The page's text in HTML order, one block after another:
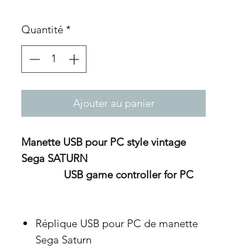
Quantité *
Ajouter au panier
Manette USB pour PC style vintage
Sega SATURN
USB game controller for PC
Réplique USB pour PC de manette
Sega Saturn